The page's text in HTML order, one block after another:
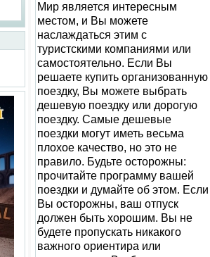
Мир является интересным
местом, и Вы можете
наслаждаться этим с
туристскими компаниями или
самостоятельно. Если Вы
решаете купить организованную
поездку, Вы можете выбрать
дешевую поездку или дорогую
поездку. Самые дешевые
поездки могут иметь весьма
плохое качество, но это не
правило. Будьте осторожны:
прочитайте программу вашей
поездки и думайте об этом. Если
Вы осторожны, ваш отпуск
должен быть хорошим. Вы не
будете пропускать никакого
важного ориентира или